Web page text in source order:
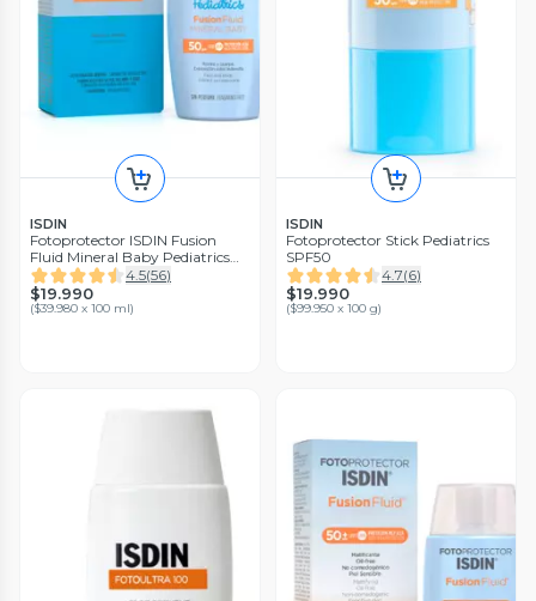
ISDIN
Fotoprotector ISDIN Fusion
Fluid Mineral Baby Pediatrics
50 ml SPF 504.5(56)
$19.990
($39.980 x 100 ml)
ISDIN
Fotoprotector Stick Pediatrics
SPF50
4.7(6)
$19.990
($99.950 x 100 g)